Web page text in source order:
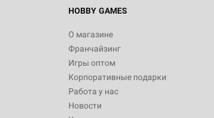
HOBBY GAMES
О магазине
Франчайзинг
Игры оптом
Корпоративные подарки
Работа у нас
Новости
12 990
Настольная игра Hobby World Ужас
3 490